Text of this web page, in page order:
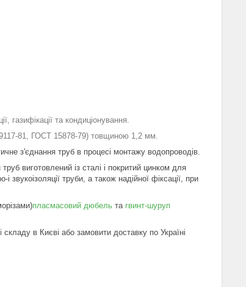
газифікації та кондиціонування.
81, ГОСТ 15878-79) товщиною 1,2 мм.
з'єднання труб в процесі монтажу водопроводів.
виготовлений із сталі і покритий цинком для
звукоізоляції труби, а також надійної фіксації, при
пласмасовий дюбель та гвинт-шуруп
в Києві або замовити доставку по Україні